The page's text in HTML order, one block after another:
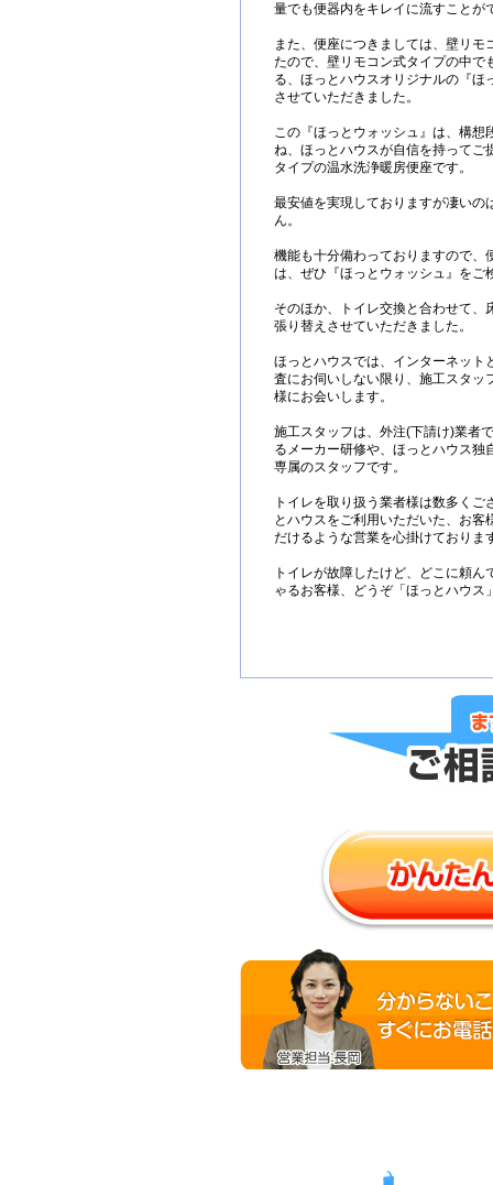
量でも便器内をキレイに流すことが
また、便座につきましては、壁リモ
たので、壁リモコン式タイプの中で
る、ほっとハウスオリジナルの『ほ
させていただきました。
この『ほっとウォッシュ』は、構想
ね、ほっとハウスが自信を持ってご
タイプの温水洗浄暖房便座です。
最安値を実現しておりますが凄いの
ん。
機能も十分備わっておりますので、
は、ぜひ『ほっとウォッシュ』をご
そのほか、トイレ交換と合わせて、
張り替えさせていただきました。
ほっとハウスでは、インターネット
査にお伺いしない限り、施工スタッ
様にお会いします。
施工スタッフは、外注(下請け)業者
るメーカー研修や、ほっとハウス独
専属のスタッフです。
トイレを取り扱う業者様は数多く
とハウスをご利用いただいた、お客
だけるような営業を心掛けておりま
トイレが故障したけど、どこに頼
ゃるお客様、どうぞ「ほっとハウス